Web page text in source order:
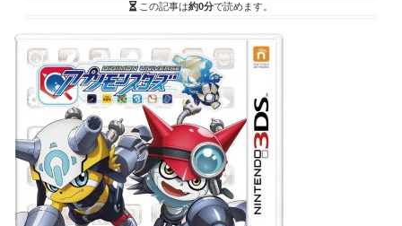
この記事は約0分で読めます。